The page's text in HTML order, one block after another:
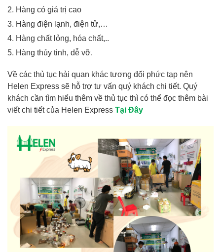
Hàng có giá trị cao
Hàng điện lạnh, điện tử,…
Hàng chất lỏng, hóa chất,..
Hàng thủy tinh, dễ vỡ.
Về các thủ tục hải quan khác tương đối phức tạp nên
Helen Express sẽ hỗ trợ tư vấn quý khách chi tiết. Quý
khách cần tìm hiểu thêm về thủ tục thì có thể đọc thêm bài
viết chi tiết của Helen Express Tại Đây